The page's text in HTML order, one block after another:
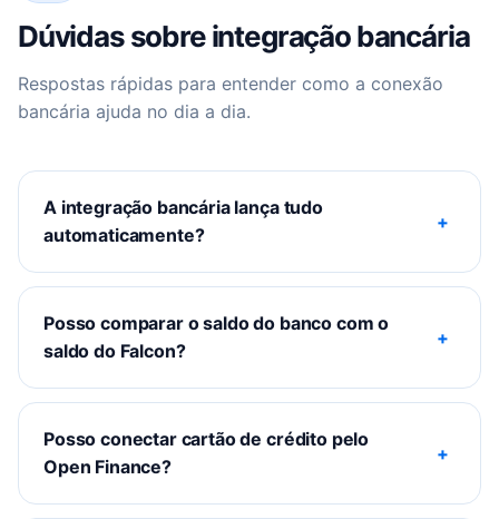
Dúvidas sobre integração bancária
Respostas rápidas para entender como a conexão
bancária ajuda no dia a dia.
A integração bancária lança tudo
automaticamente?
Posso comparar o saldo do banco com o
saldo do Falcon?
Posso conectar cartão de crédito pelo
Open Finance?